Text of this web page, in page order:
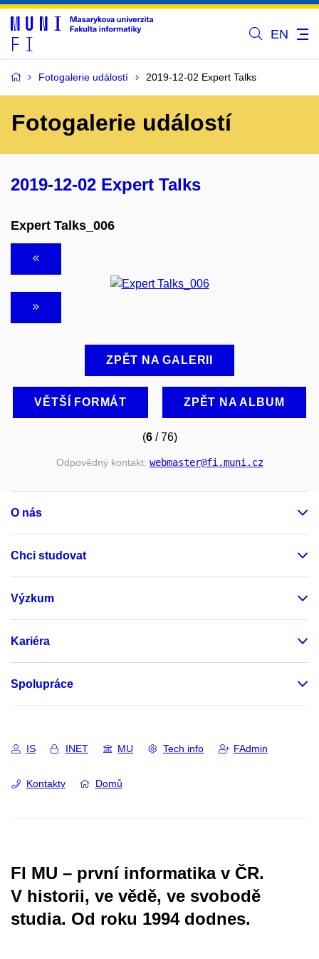
EN
Fotogalerie událostí 2019-12-02 Expert Talks
Fotogalerie událostí
2019-12-02 Expert Talks
Expert Talks_006
ZPĚT NA GALERII
VĚTŠÍ FORMÁT ZPĚT NA ALBUM
(6/ 76)
Odpovědný kontakt: webmaster@fi.muni.cz
O nás
Chci studovat
Výzkum
Kariéra
Spolupráce
IS INET MU Tech info FAdmin
Kontakty Domů
FI MU – první informatika v ČR.
V historii, ve vědě, ve svobodě
studia. Od roku 1994 dodnes.